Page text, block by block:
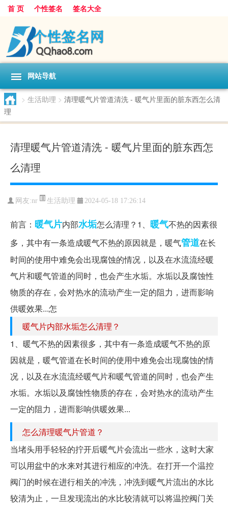
首 页 个性签名 签名大全
网站导航
> 生活助理 > 清理暖气片管道清洗 - 暖气片里面的脏东西怎么清
理
清理暖气片管道清洗 - 暖气片里面的脏东西怎
么清理
网友:nr 生活助理 2024-05-18 17:26:14
前言： 暖气片内部水垢怎么清理？1、 暖气不热的因素很
多，其中有一条造成暖气不热的原因就是，暖气管道在长
时间的使用中难免会出现腐蚀的情况，以及在水流流经暖
气片和暖气管道的同时，也会产生水垢。水垢以及腐蚀性
物质的存在，会对热水的流动产生一定的阻力，进而影响
供暖效果...怎
暖气片内部水垢怎么清理？
1、暖气不热的因素很多，其中有一条造成暖气不热的原
因就是，暖气管道在长时间的使用中难免会出现腐蚀的情
况，以及在水流流经暖气片和暖气管道的同时，也会产生
水垢。水垢以及腐蚀性物质的存在，会对热水的流动产生
一定的阻力，进而影响供暖效果...
怎么清理暖气片管道？
当堵头用手轻轻的拧开后暖气片会流出一些水，这时大家
可以用盆中的水来对其进行相应的冲洗。在打开一个温控
阀门的时候在进行相关的冲洗，冲洗到暖气片流出的水比
较清为止，一旦发现流出的水比较清就可以将温控阀门关